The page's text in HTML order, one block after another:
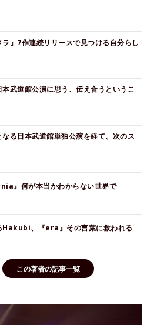
』7作連続リリースで見つける自分らし
武道館公演に思う、伝え合うというこ
る日本武道館単独公演を経て、次のス
』何が本当かわからない世界で
Hakubi、『era』その言葉に救われる
この著者の記事一覧